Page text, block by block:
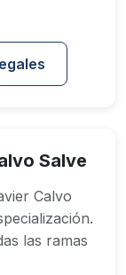
Salve
Calvo
las ramas